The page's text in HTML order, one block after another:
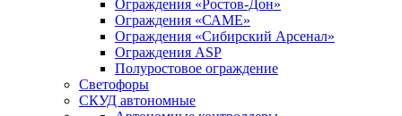
Ограждения «Ростов-Дон»
Ограждения «САМЕ»
Ограждения «Сибирский Арсенал»
Ограждения ASP
Полуростовое ограждение
Светофоры
СКУД автономные